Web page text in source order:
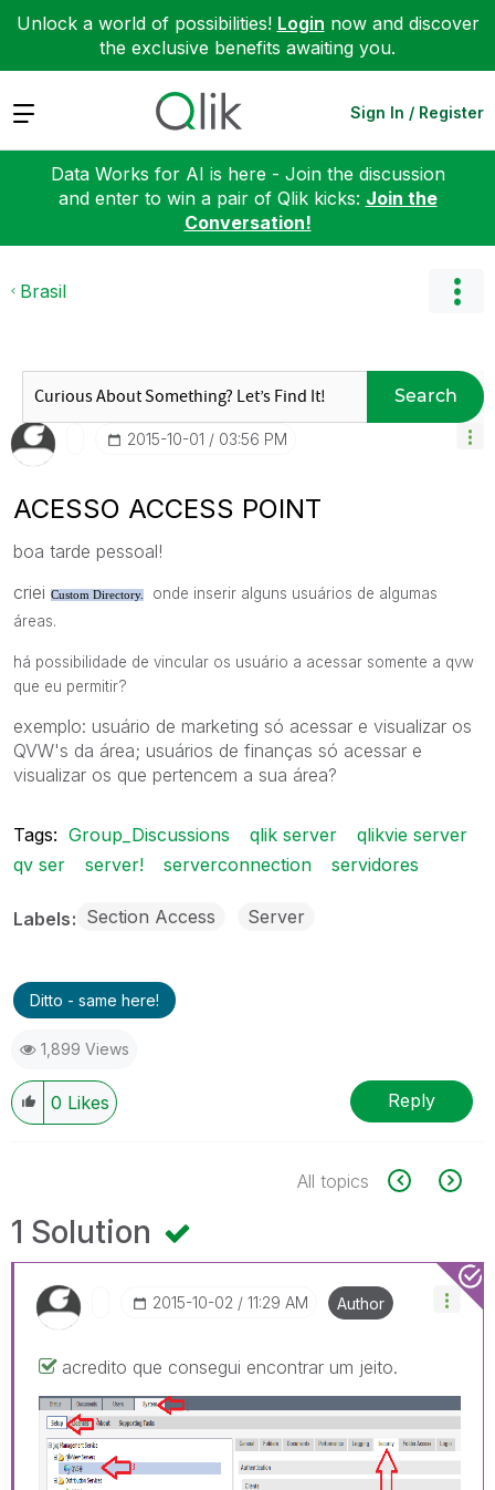
Unlock a world of possibilities! Login now and discover
the exclusive benefits awaiting you.
Expand Sign In / Register
Data Works for AI is here - Join the discussion
and enter to win a pair of Qlik kicks: Join the
Conversation!
Brasil
Search
‎2015-10-01 03:56 PM
ACESSO ACCESS POINT
boa tarde pessoal!
criei Custom Directory.
onde inserir alguns usuários de algumas
áreas.
há possibilidade de vincular os usuário a acessar somente a qvw
que eu permitir?
exemplo: usuário de marketing só acessar e visualizar os
QVW's da área; usuários de finanças só acessar e
visualizar os que pertencem a sua área?
Tags: Group_Discussions qlik server
qlikvie server
qv ser
server! serverconnection servidores
Labels Section Access Server
Ditto - same here!
1,899 Views
0 Likes Reply
All topics
1 Solution
‎2015-10-02 11:29 AM Author
acredito que consegui encontrar um jeito.